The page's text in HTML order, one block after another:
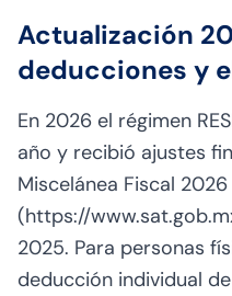
Actualización
deducciones y
En 2026 el régimen
año y recibió ajustes
Miscelánea Fiscal
(https://
2025. Para personas
deducción individual